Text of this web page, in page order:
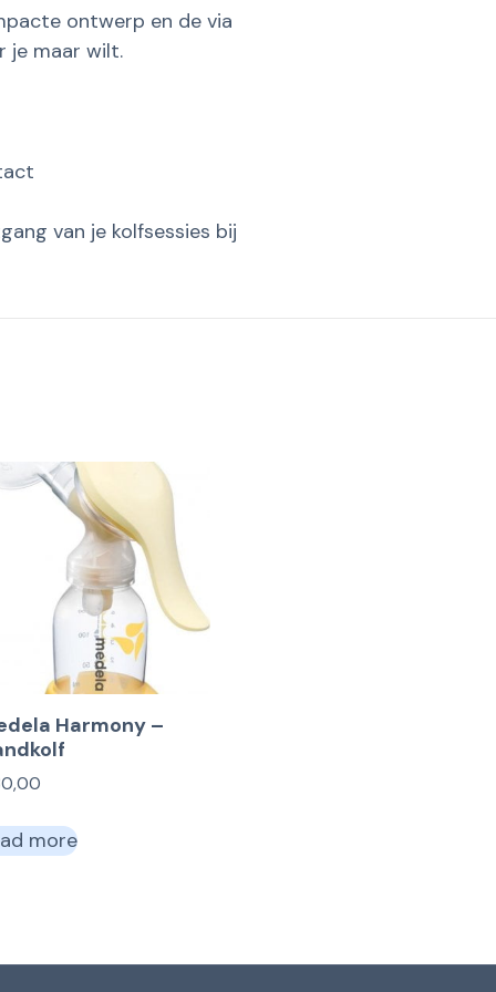
ontwerp en de via
je maar wilt.
van je kolfsessies bij
Harmony –
more